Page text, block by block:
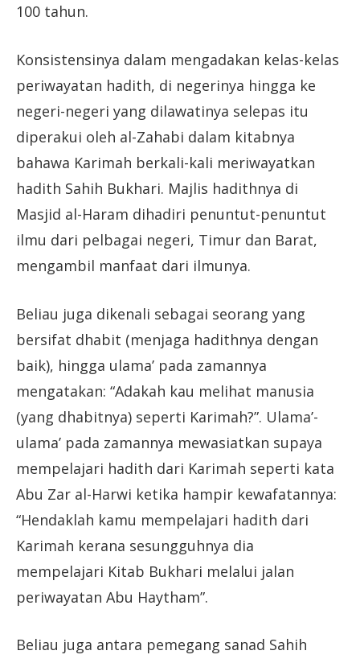
100 tahun.
Konsistensinya dalam mengadakan kelas-kelas
periwayatan hadith, di negerinya hingga ke
negeri-negeri yang dilawatinya selepas itu
diperakui oleh al-Zahabi dalam kitabnya
bahawa Karimah berkali-kali meriwayatkan
hadith Sahih Bukhari. Majlis hadithnya di
Masjid al-Haram dihadiri penuntut-penuntut
ilmu dari pelbagai negeri, Timur dan Barat,
mengambil manfaat dari ilmunya.
Beliau juga dikenali sebagai seorang yang
bersifat dhabit (menjaga hadithnya dengan
baik), hingga ulama’ pada zamannya
mengatakan: “Adakah kau melihat manusia
(yang dhabitnya) seperti Karimah?”. Ulama’-
ulama’ pada zamannya mewasiatkan supaya
mempelajari hadith dari Karimah seperti kata
Abu Zar al-Harwi ketika hampir kewafatannya:
“Hendaklah kamu mempelajari hadith dari
Karimah kerana sesungguhnya dia
mempelajari Kitab Bukhari melalui jalan
periwayatan Abu Haytham”.
Beliau juga antara pemegang sanad Sahih